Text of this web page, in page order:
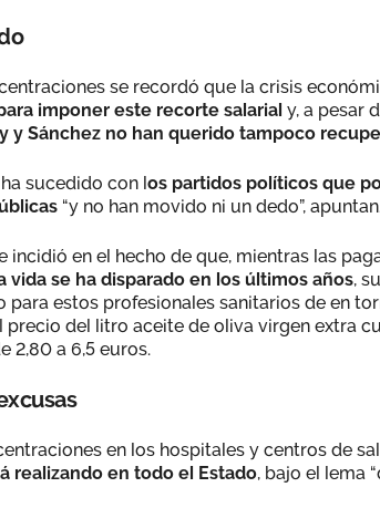
se recordó que la crisis
imponer este recorte salarial y, a pesar
y Sánchez no han querido tampoco
sucedido con los partidos políticos que
“y no han movido ni un dedo”,
incidió en el hecho de que, mientras las
vida se ha disparado en los últimos años,
para estos profesionales sanitarios de en
precio del litro aceite de oliva virgen extra
2,80 a 6,5 euros.
en los hospitales y centros de
realizando en todo el Estado, bajo el lema